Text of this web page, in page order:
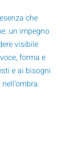
che
un impegno
visibile
forma e
e ai bisogni